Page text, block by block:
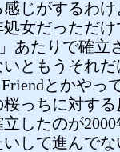
じがするわ
女だっただ
あたりで確立
ともうそれ
とかやっ
っちに対す
したのが2000
して進んでな